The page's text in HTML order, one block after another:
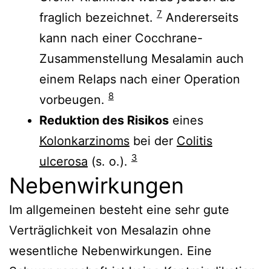
fraglich bezeichnet. 7 Andererseits
kann nach einer Cocchrane-
Zusammenstellung Mesalamin auch
einem Relaps nach einer Operation
vorbeugen. 8
Reduktion des Risikos eines
Kolonkarzinoms bei der Colitis
ulcerosa (s. o.). 3
Nebenwirkungen
Im allgemeinen besteht eine sehr gute
Verträglichkeit von Mesalazin ohne
wesentliche Nebenwirkungen. Eine